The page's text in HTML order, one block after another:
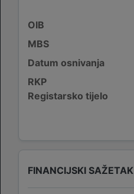
OIB
MBS
Datum osnivanja
RKP
Registarsko tijelo
FINANCIJSKI SAŽETAK